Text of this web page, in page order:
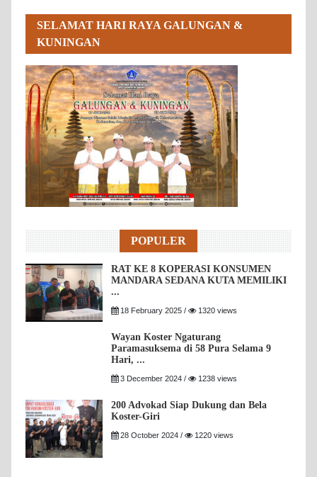
SELAMAT HARI RAYA GALUNGAN &
KUNINGAN
POPULER
RAT KE 8 KOPERASI KONSUMEN
MANDARA SEDANA KUTA MEMILIKI
...
18 February 2025 / 1320 views
Wayan Koster Ngaturang
Paramasuksema di 58 Pura Selama 9
Hari, ...
3 December 2024 / 1238 views
200 Advokad Siap Dukung dan Bela
Koster-Giri
28 October 2024 / 1220 views